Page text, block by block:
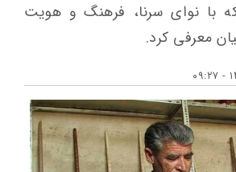
با نوای سرنا، فرهنگ و هویت
معرفی کرد.